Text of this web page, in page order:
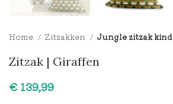
Home Zitzakken Jungle zitzak kind
Zitzak | Giraffen
€